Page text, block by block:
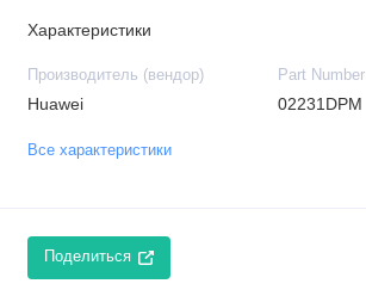
Характеристики
Производитель (вендор)
Huawei
Part Number
02231DPM
Все характеристики
Поделиться